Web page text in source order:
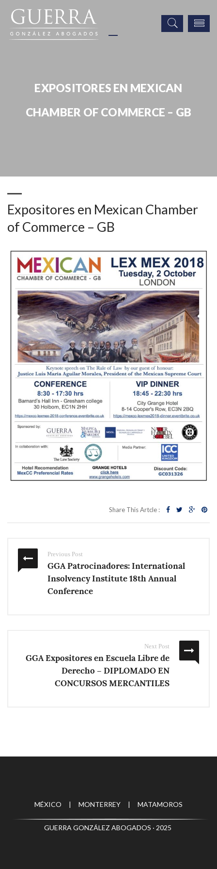
EXPOSITORES EN MEXICAN
CHAMBER OF COMMERCE – GB
Expositores en Mexican Chamber
of Commerce – GB
Share This Artcle :
Previous Post
GGA Patrocinadores: International
Insolvency Institute 18th Annual
Conference
Next Post
GGA Expositores en Escuela Libre de
Derecho – DIPLOMADO EN
CONCURSOS MERCANTILES
MÉXICO | MONTERREY | MATAMOROS
GUERRA GONZÁLEZ ABOGADOS · 2025